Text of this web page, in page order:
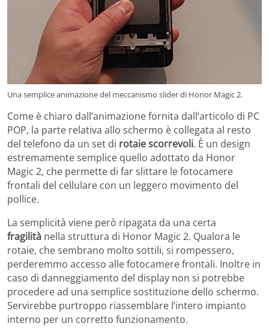
Una semplice animazione del meccanismo slider di Honor Magic 2.
Come è chiaro dall’animazione fornita dall’articolo di PC
POP, la parte relativa allo schermo è collegata al resto
del telefono da un set di rotaie scorrevoli. È un design
estremamente semplice quello adottato da Honor
Magic 2, che permette di far slittare le fotocamere
frontali del cellulare con un leggero movimento del
pollice.
La semplicità viene però ripagata da una certa
fragilità nella struttura di Honor Magic 2. Qualora le
rotaie, che sembrano molto sottili, si rompessero,
perderemmo accesso alle fotocamere frontali. Inoltre in
caso di danneggiamento del display non si potrebbe
procedere ad una semplice sostituzione dello schermo.
Servirebbe purtroppo riassemblare l’intero impianto
interno per un corretto funzionamento.